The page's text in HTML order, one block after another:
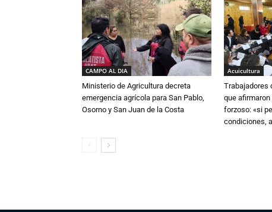
CAMPO AL DIA
Ministerio de Agricultura decreta
emergencia agrícola para San Pablo,
Osorno y San Juan de la Costa
Acuicultura
Trabajadores
que
forzoso: «si
condiciones,